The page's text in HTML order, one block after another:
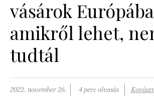
PSZICHÉ
PÁRKAPCSOLAT
vásárok
amikről lehet,
tudtál
2022. november 26. 4 perc olvasás